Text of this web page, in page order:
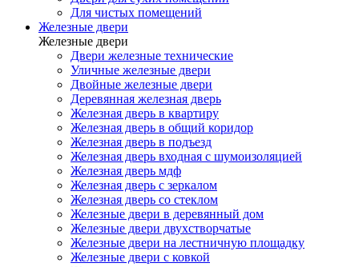
Для чистых помещений
Железные двери
Железные двери
Двери железные технические
Уличные железные двери
Двойные железные двери
Деревянная железная дверь
Железная дверь в квартиру
Железная дверь в общий коридор
Железная дверь в подъезд
Железная дверь входная с шумоизоляцией
Железная дверь мдф
Железная дверь с зеркалом
Железная дверь со стеклом
Железные двери в деревянный дом
Железные двери двухстворчатые
Железные двери на лестничную площадку
Железные двери с ковкой